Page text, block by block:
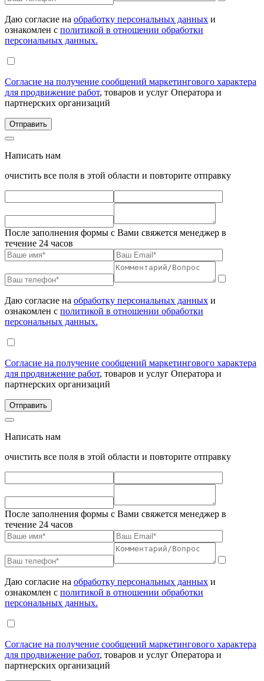
Даю согласие на обработку персональных данных и
ознакомлен с политикой в отношении обработки
персональных данных.
Согласие на получение сообщений маркетингового характера
для продвижение работ, товаров и услуг Оператора и
партнерских организаций
Написать нам
очистить все поля в этой области и повторите отправку
После заполнения формы с Вами свяжется менеджер в
течение 24 часов
Даю согласие на обработку персональных данных и
ознакомлен с политикой в отношении обработки
персональных данных.
Согласие на получение сообщений маркетингового характера
для продвижение работ, товаров и услуг Оператора и
партнерских организаций
Написать нам
очистить все поля в этой области и повторите отправку
После заполнения формы с Вами свяжется менеджер в
течение 24 часов
Даю согласие на обработку персональных данных и
ознакомлен с политикой в отношении обработки
персональных данных.
Согласие на получение сообщений маркетингового характера
для продвижение работ, товаров и услуг Оператора и
партнерских организаций